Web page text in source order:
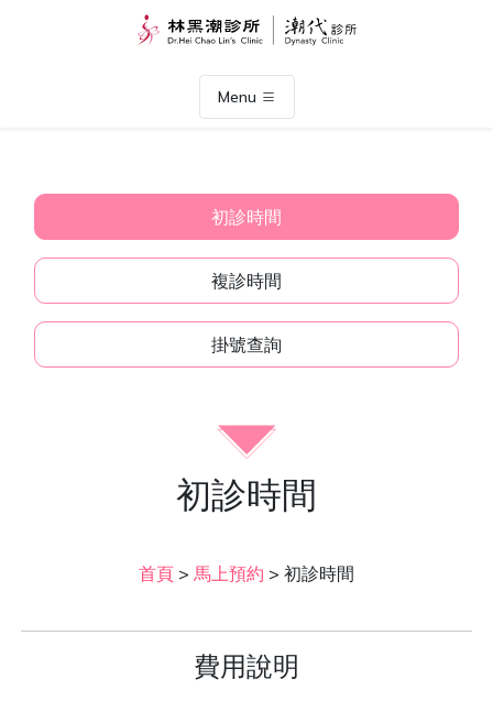
Menu
初診時間
複診時間
掛號查詢
初診時間
首頁 > 馬上預約 > 初診時間
費用說明